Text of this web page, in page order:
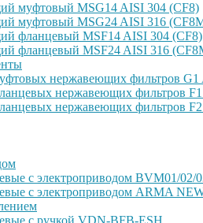
муфтовый MSG14 AISI 304 (CF8)
муфтовый MSG24 AISI 316
фланцевый MSF14 AISI 304 (CF8)
фланцевый MSF24 AISI 316
нержавеющих фильтров G1
нержавеющих фильтров
нержавеющих фильтров
с электроприводом BVM01/02/
с электроприводом ARMA
с ручкой VDN-BFB-ESH